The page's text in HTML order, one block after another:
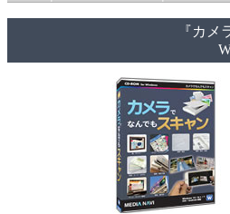
『カメ